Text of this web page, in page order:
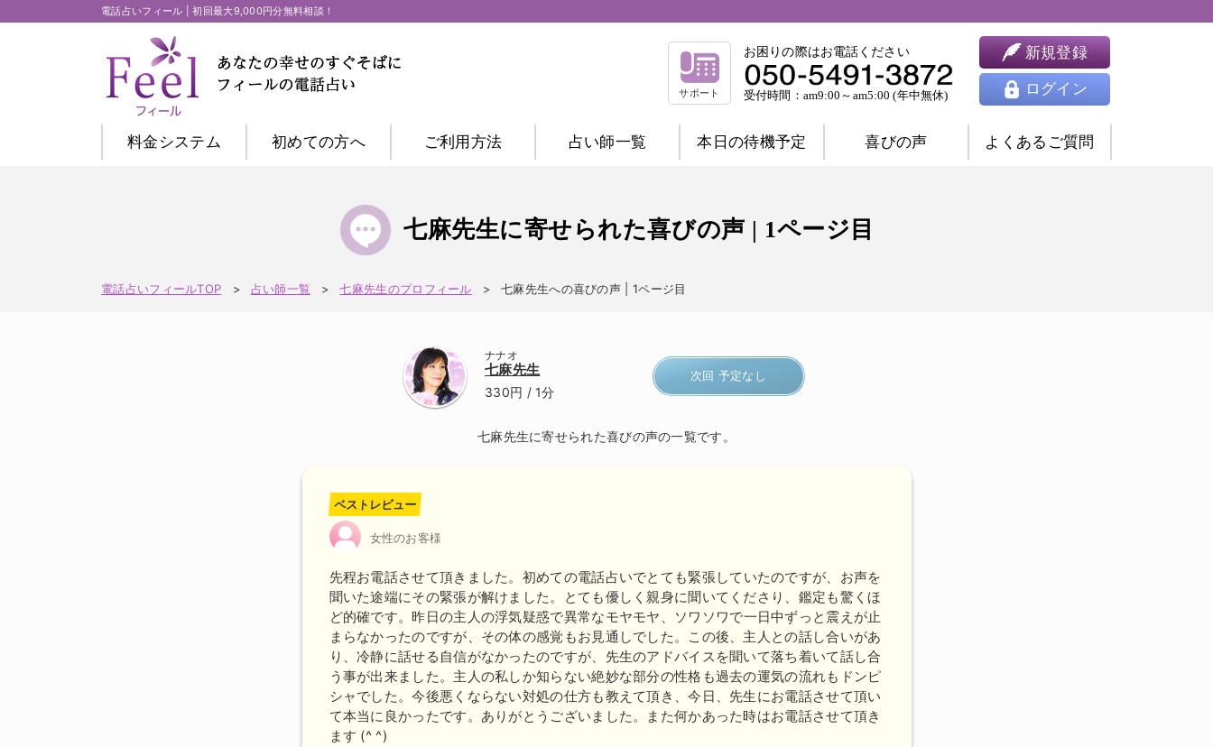
電話占いフィール | 初回最大9,000円分無料相談！
サポート
お困りの際はお電話ください
受付時間：am9:00～am5:00 (年中無休)
新規登録
ログイン
料金システム 初めての方へ ご利用方法 占い師一覧
復縁相談 浮気相談
縁結び相談
仕事相談 祈祷相談 人間関係相談
オーラ 西洋占星術
マヤ暦 易 タロット
本日の待機予定 喜びの声 よくあるご質問
七麻先生に寄せられた喜びの声 | 1ページ目
電話占いフィールTOP 占い師一覧 七麻先生のプロフィール 七麻先生への喜びの声 | 1ページ目
ナナオ
七麻先生
330円 / 1分
次回 予定なし
七麻先生に寄せられた喜びの声の一覧です。
ベストレビュー
女性のお客様
先程お電話させて頂きました。 初めての電話占いでとても緊張していたのですが、お声を
聞いた途端にその緊張が解けました。とても優しく親身に聞いてくださり、鑑定も驚くほ
ど的確です。 昨日の主人の浮気疑惑で異常なモヤモヤ、ソワソワで一日中ずっと震えが止
まらなかったのですが、その体の感覚もお見通しでした。この後、主人との話し合いがあ
り、冷静に話せる自信がなかったのですが、先生のアドバイスを聞いて落ち着いて話し合
う事が出来ました。主人の私しか知らない絶妙な部分の性格も過去の運気の流れもドンピ
シャでした。今後悪くならない対処の仕方も教えて頂き、今日、先生にお電話させて頂い
て本当に良かったです。ありがとうございました。また何かあった時はお電話させて頂き
ます (^ ^)